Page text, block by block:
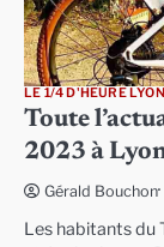
LE 1/4 D'HEURE
Toute
2023 à
Gérald Bouchon
Les habitants du